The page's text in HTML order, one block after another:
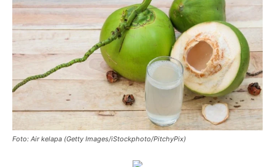
Foto: Air kelapa (Getty Images/iStockphoto/PitchyPix)